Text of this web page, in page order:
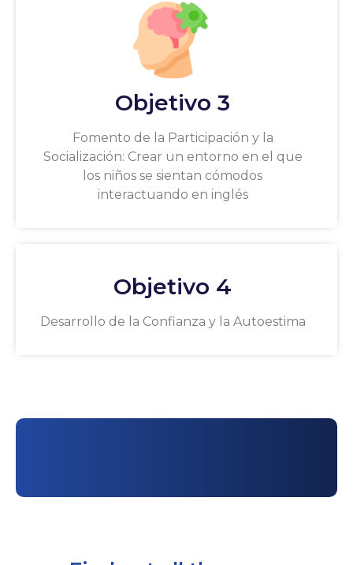
Objetivo 3
Fomento de la Participación y la
Socialización: Crear un entorno en el que
los niños se sientan cómodos
interactuando en inglés
Objetivo 4
Desarrollo de la Confianza y la Autoestima